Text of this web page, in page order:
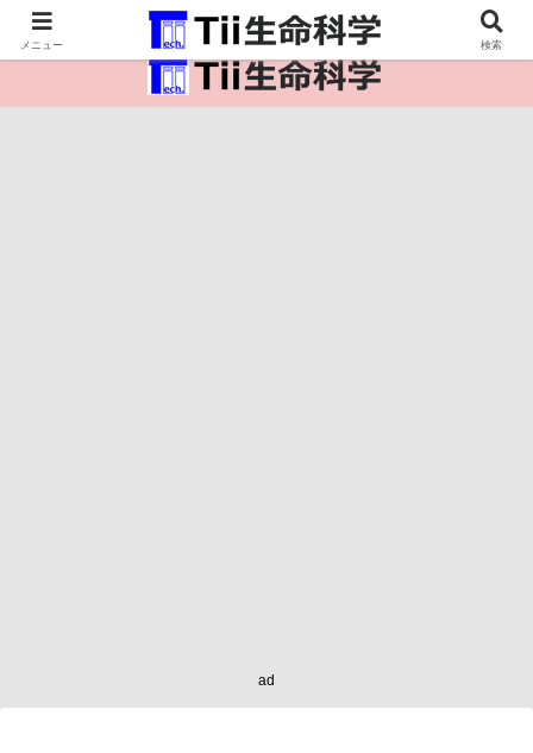
医療保健・生命・生物の情報インフラ。
ad
メニュー 検索